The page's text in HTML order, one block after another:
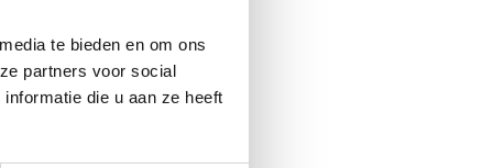
te bieden en om ons
partners voor social
die u aan ze heeft